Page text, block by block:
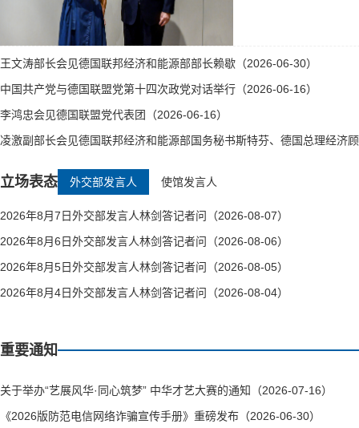
王文涛部长会见德国联邦经济和能源部部长赖歇（2026-06-30）
中国共产党与德国联盟党第十四次政党对话举行（2026-06-16）
李鸿忠会见德国联盟党代表团（2026-06-16）
凌激副部长会见德国联邦经济和能源部国务秘书斯特芬、德国总理经济
立场表态 外交部发言人 使馆发言人
2026年8月7日外交部发言人林剑答记者问（2026-08-07）
2026年8月6日外交部发言人林剑答记者问（2026-08-06）
2026年8月5日外交部发言人林剑答记者问（2026-08-05）
2026年8月4日外交部发言人林剑答记者问（2026-08-04）
重要通知
关于举办“艺展风华·同心筑梦” 中华才艺大赛的通知（2026-07-16）
《2026版防范电信网络诈骗宣传手册》重磅发布（2026-06-30）